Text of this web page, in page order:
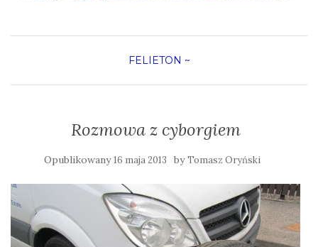
FELIETON ~
Rozmowa z cyborgiem
Opublikowany16 maja 2013 byTomasz Oryński